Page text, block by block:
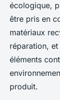
écologique,
être pris en
matériaux
réparation,
éléments
produit.